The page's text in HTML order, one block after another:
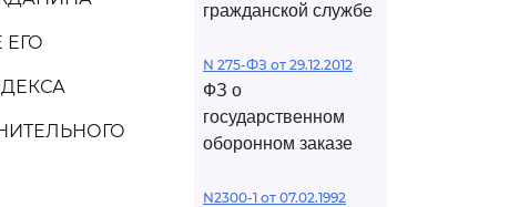
гражданской службе
N 275-ФЗ от 29.12.2012
ФЗ о
государственном
оборонном заказе
N2300-1 от 07.02.1992